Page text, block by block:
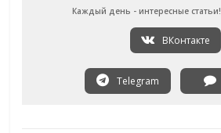
Каждый день - интересные статьи!
ВКонтакте
Telegram